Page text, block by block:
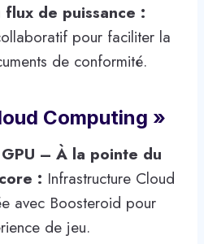
de puissance :
pour faciliter la
de conformité.
Computing »
– À la pointe du
: Infrastructure Cloud
avec Boosteroid pour
de jeu.